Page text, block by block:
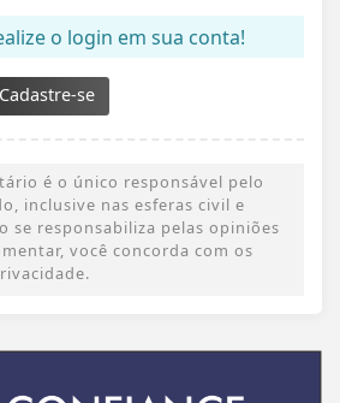
o login em sua conta!
Cadastre-se
é o único responsável pelo
inclusive nas esferas civil e
se responsabiliza pelas opiniões
você concorda com os